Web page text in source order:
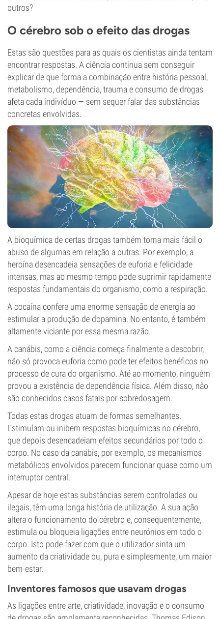
outros?
O cérebro sob o efeito das drogas
Estas são questões para as quais os cientistas ainda tentam
encontrar respostas. A ciência continua sem conseguir
explicar de que forma a combinação entre história pessoal,
metabolismo, dependência, trauma e consumo de drogas
afeta cada indivíduo — sem sequer falar das substâncias
concretas envolvidas.
A bioquímica de certas drogas também torna mais fácil o
abuso de algumas em relação a outras. Por exemplo, a
heroína desencadeia sensações de euforia e felicidade
intensas, mas ao mesmo tempo pode suprimir rapidamente
respostas fundamentais do organismo, como a respiração.
A cocaína confere uma enorme sensação de energia ao
estimular a produção de dopamina. No entanto, é também
altamente viciante por essa mesma razão.
A canábis, como a ciência começa finalmente a descobrir,
não só provoca euforia como pode ter efeitos benéficos no
processo de cura do organismo. Até ao momento, ninguém
provou a existência de dependência física. Além disso, não
são conhecidos casos fatais por sobredosagem.
Todas estas drogas atuam de formas semelhantes.
Estimulam ou inibem respostas bioquímicas no cérebro,
que depois desencadeiam efeitos secundários por todo o
corpo. No caso da canábis, por exemplo, os mecanismos
metabólicos envolvidos parecem funcionar quase como um
interruptor central.
Apesar de hoje estas substâncias serem controladas ou
ilegais, têm uma longa história de utilização. A sua ação
altera o funcionamento do cérebro e, consequentemente,
estimula ou bloqueia ligações entre neurónios em todo o
corpo. Isto pode fazer com que o utilizador sinta um
aumento da criatividade ou, pura e simplesmente, um maior
bem-estar.
Inventores famosos que usavam drogas
As ligações entre arte, criatividade, inovação e o consumo